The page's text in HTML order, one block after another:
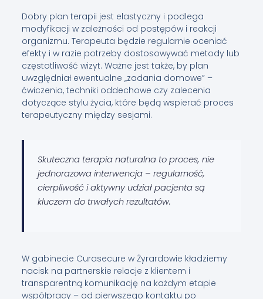
Dobry plan terapii jest elastyczny i podlega
modyfikacji w zależności od postępów i reakcji
organizmu. Terapeuta będzie regularnie oceniać
efekty i w razie potrzeby dostosowywać metody lub
częstotliwość wizyt. Ważne jest także, by plan
uwzględniał ewentualne „zadania domowe” –
ćwiczenia, techniki oddechowe czy zalecenia
dotyczące stylu życia, które będą wspierać proces
terapeutyczny między sesjami.
Skuteczna terapia naturalna to proces, nie
jednorazowa interwencja – regularność,
cierpliwość i aktywny udział pacjenta są
kluczem do trwałych rezultatów.
W gabinecie Curasecure w Żyrardowie kładziemy
nacisk na partnerskie relacje z klientem i
transparentną komunikację na każdym etapie
współpracy – od pierwszego kontaktu po